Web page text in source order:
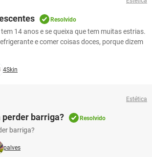
Resolvido
14 anos e se queixa que tem muitas estrias.
e comer coisas doces, porque dizem
4Skin
Estética
perder barriga? Resolvido
barriga?
palves